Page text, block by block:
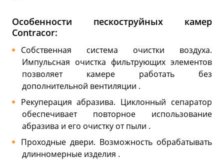
Особенности пескоструйных камер
Contracor:
Собственная система очистки воздуха.
Импульсная очистка фильтрующих элементов
позволяет камере работать без
дополнительной вентиляции .
Рекуперация абразива. Циклонный сепаратор
обеспечивает повторное использование
абразива и его очистку от пыли .
Проходные двери. Возможность обрабатывать
длинномерные изделия .